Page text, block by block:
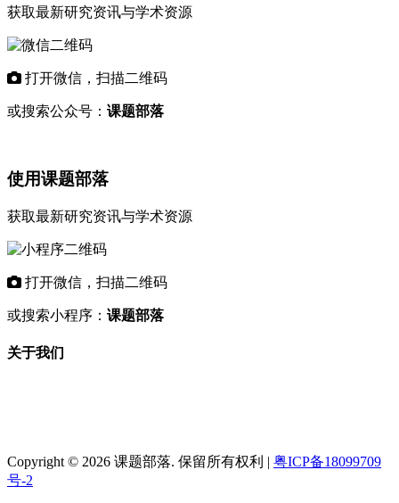
获取最新研究资讯与学术资源
打开微信，扫描二维码
或搜索公众号： 课题部落
使用课题部落
获取最新研究资讯与学术资源
打开微信，扫描二维码
或搜索小程序： 课题部落
关于我们
Copyright © 2026 课题部落. 保留所有权利 | 粤ICP备18099709
号-2